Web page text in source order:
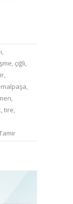
,
, çiğli,
,
,
,
,tire,